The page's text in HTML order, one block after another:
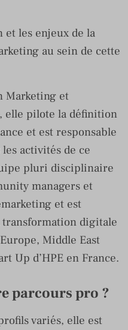
et les enjeux de la
au sein de cette
Marketing et
elle pilote la définition
et est responsable
activités de ce
pluri disciplinaire
managers et
et est
transformation digitale
Middle East
Up d’HPE en France.
parcours pro ?
variés, elle est